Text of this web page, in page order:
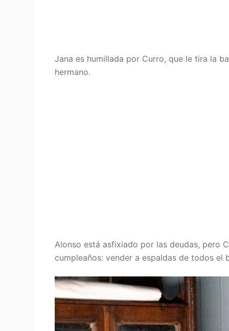
Jana es humillada por Curro, que le tira la
hermano.
Alonso está asfixiado por las deudas, pero
cumpleaños: vender a espaldas de todos el